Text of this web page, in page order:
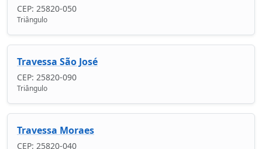
CEP: 25820-050
Triângulo
Travessa São José
CEP: 25820-090
Triângulo
Travessa Moraes
CEP: 25820-040